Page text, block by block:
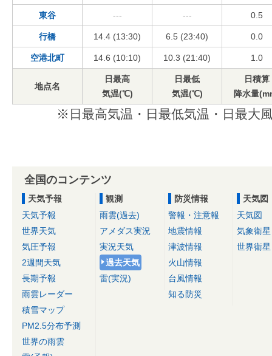
東谷 --- --- 0.5
行橋 14.4 (13:30) 6.5 (23:40) 0.0
空港北町 14.6 (10:10) 10.3 (21:40) 1.0
地点名
日最高
気温(℃)
日最低
気温(℃)
日積算
降水量
※日最高気温・日最低気温・日最大
全国のコンテンツ
天気予報
天気予報
世界天気
気圧予報
2週間天気
長期予報
雨雲レーダー
積雪マップ
PM2.5分布予測
世界の雨雲
観測
雨雲(過去)
アメダス実況
実況天気
過去天気
雷(実況)
防災情報
警報・注意報
地震情報
津波情報
火山情報
台風情報
知る防災
天気図
天気図
気象衛星
世界衛星